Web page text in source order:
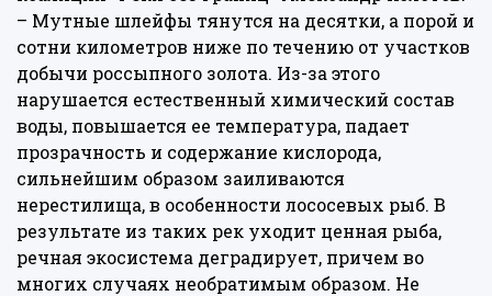
– Мутные шлейфы тянутся на десятки, а порой и
сотни километров ниже по течению от участков
добычи россыпного золота. Из-за этого
нарушается естественный химический состав
воды, повышается ее температура, падает
прозрачность и содержание кислорода,
сильнейшим образом заиливаются
нерестилища, в особенности лососевых рыб. В
результате из таких рек уходит ценная рыба,
речная экосистема деградирует, причем во
многих случаях необратимым образом. Не